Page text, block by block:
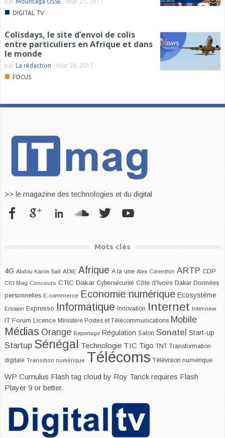
■ DIGITAL TV
Colisdays, le site d’envoi de colis
entre particuliers en Afrique et dans
le monde
par La rédaction - Mar 20, 2017
■ FOCUS
>> le magazine des technologies et du digital
Mots clés
4G Abdou Karim Sall ADIE Afrique A la une Alex Corenthin ARTP CDP
CIO Mag Concours CTIC Dakar Cybersécurité Côte d'Ivoire Dakar Données
personnelles E-commerce Economie numérique Ecosystème
Ericsson Expresso Informatique Innovation Internet Interview
IT Forum Licence Ministère Postes et Télécommunications Mobile
Médias Orange Reportage Régulation Salon Sonatel Start-up
Startup Sénégal Technologie TIC Tigo TNT Transformation
digitale Transition numérique Télécoms Télévision numérique
WP Cumulus Flash tag cloud by Roy Tanck requires Flash
Player 9 or better.